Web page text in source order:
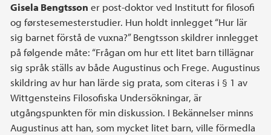
Gisela Bengtsson er post-doktor ved Institutt for filosofi
og førstesemesterstudier. Hun holdt innlegget “Hur lär
sig barnet förstå de vuxna?” Bengtsson skildrer innlegget
på følgende måte: “Frågan om hur ett litet barn tillägnar
sig språk ställs av både Augustinus och Frege. Augustinus
skildring av hur han lärde sig prata, som citeras i § 1 av
Wittgensteins Filosofiska Undersökningar, är
utgångspunkten för min diskussion. I Bekännelser minns
Augustinus att han, som mycket litet barn, ville förmedla